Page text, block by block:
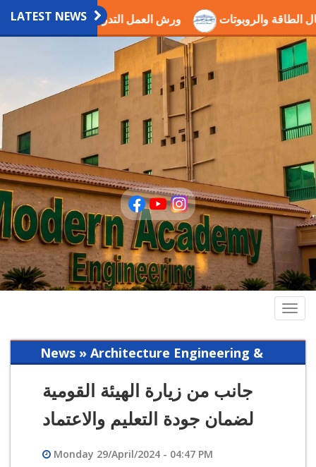
LATEST NEWS مجال الطاقة والروبوتات ورش العمل التدريبية العلمية
News » Architecture Engineering &
جانب من زيارة الهيئة القومية
لضمان جودة التعليم والاعتماد
Monday 29/April/2024 - 04:47 PM